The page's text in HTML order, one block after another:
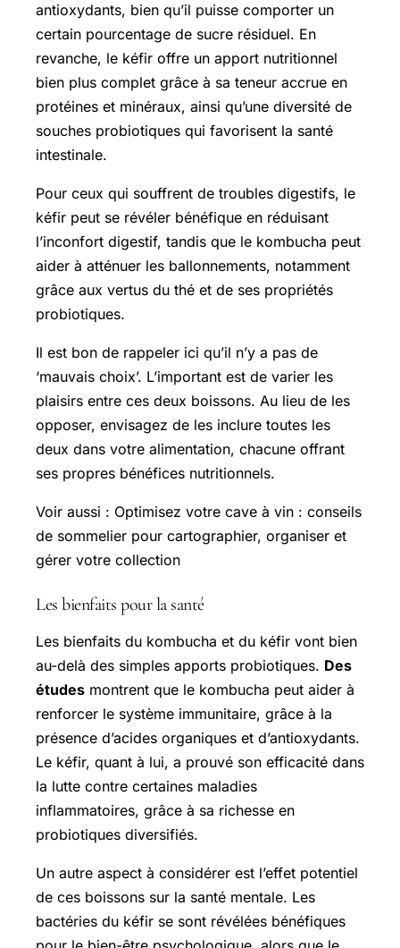
antioxydants, bien qu’il puisse comporter un
certain pourcentage de sucre résiduel. En
revanche, le kéfir offre un apport nutritionnel
bien plus complet grâce à sa teneur accrue en
protéines et minéraux, ainsi qu’une diversité de
souches probiotiques qui favorisent la santé
intestinale.
Pour ceux qui souffrent de troubles digestifs, le
kéfir peut se révéler bénéfique en réduisant
l’inconfort digestif, tandis que le kombucha peut
aider à atténuer les ballonnements, notamment
grâce aux vertus du thé et de ses propriétés
probiotiques.
Il est bon de rappeler ici qu’il n’y a pas de
‘mauvais choix’. L’important est de varier les
plaisirs entre ces deux boissons. Au lieu de les
opposer, envisagez de les inclure toutes les
deux dans votre alimentation, chacune offrant
ses propres bénéfices nutritionnels.
Voir aussi : Optimisez votre cave à vin : conseils
de sommelier pour cartographier, organiser et
gérer votre collection
Les bienfaits pour la santé
Les bienfaits du kombucha et du kéfir vont bien
au-delà des simples apports probiotiques. Des
études montrent que le kombucha peut aider à
renforcer le système immunitaire, grâce à la
présence d’acides organiques et d’antioxydants.
Le kéfir, quant à lui, a prouvé son efficacité dans
la lutte contre certaines maladies
inflammatoires, grâce à sa richesse en
probiotiques diversifiés.
Un autre aspect à considérer est l’effet potentiel
de ces boissons sur la santé mentale. Les
bactéries du kéfir se sont révélées bénéfiques